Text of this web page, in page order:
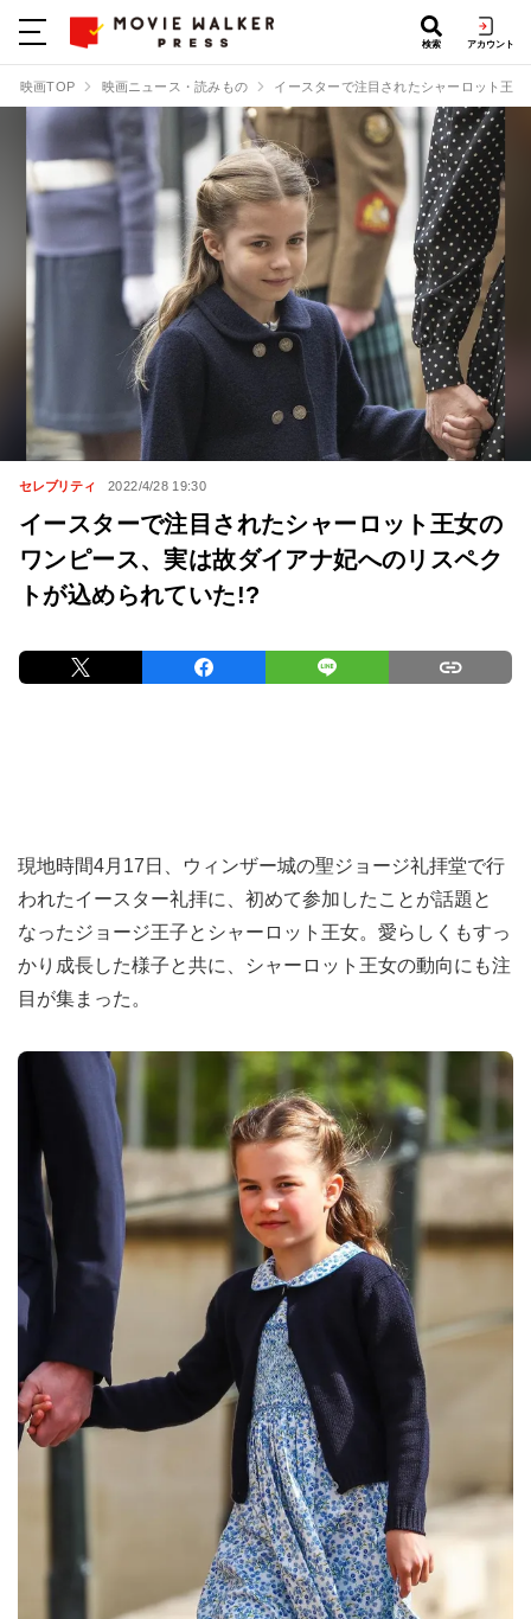
検索 アカウント
映画TOP 映画ニュース・読みもの イースターで注目されたシャーロット王
セレブリティ 2022/4/28 19:30
イースターで注目されたシャーロット王女の
ワンピース、実は故ダイアナ妃へのリスペク
トが込められていた!?
現地時間4月17日、ウィンザー城の聖ジョージ礼拝堂で行
われたイースター礼拝に、初めて参加したことが話題と
なったジョージ王子とシャーロット王女。愛らしくもすっ
かり成長した様子と共に、シャーロット王女の動向にも注
目が集まった。